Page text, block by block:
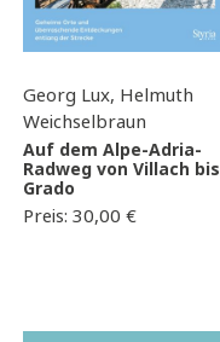
Georg Lux, Helmuth
Weichselbraun
Auf dem Alpe-Adria-
Radweg von Villach bis
Grado
Preis: 30,00 €